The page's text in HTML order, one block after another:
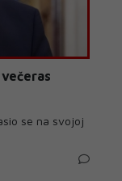
se na svojoj